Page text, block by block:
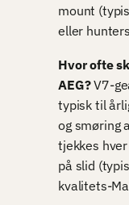
mount
eller
Hvor ofte
AEG?V7-
typisk til
og smøring
tjekkes
på slid
kvalitets-